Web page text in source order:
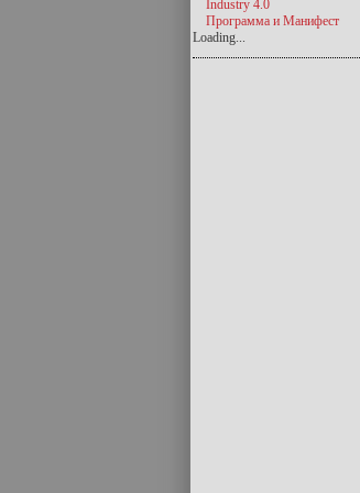
Industry 4.0
Программа и Манифест
Loading...